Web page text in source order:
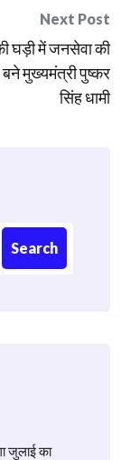
Next Post
घड़ी में जनसेवा की
बने मुख्यमंत्री पुष्कर
सिंह धामी
Search
जुलाई का